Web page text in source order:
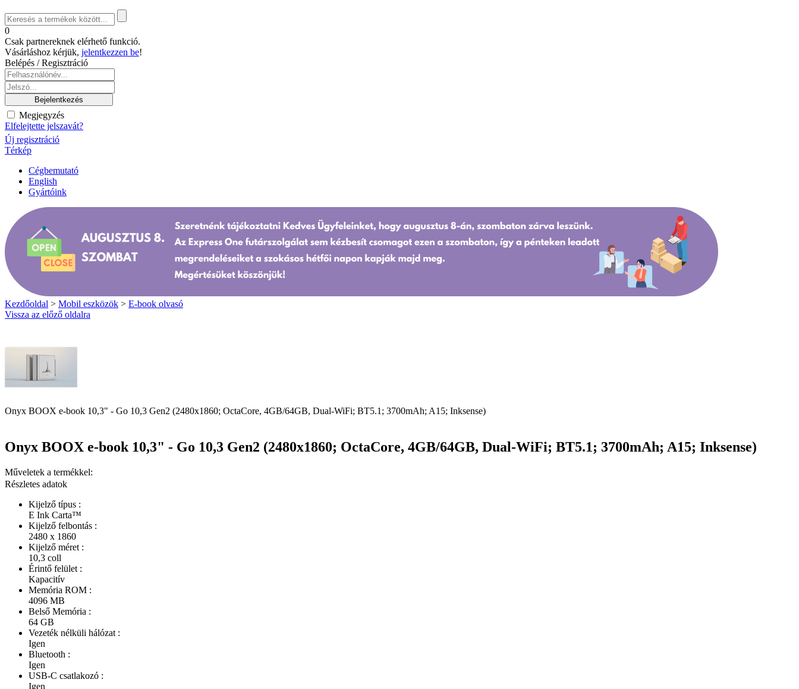
0
Csak partnereknek elérhető funkció.
Vásárláshoz kérjük, jelentkezzen be!
Belépés / Regisztráció
Megjegyzés
Elfelejtette jelszavát?
Új regisztráció
Térkép
Cégbemutató
English
Gyártóink
Kezdőoldal > Mobil eszközök > E-book olvasó
Vissza az előző oldalra
Onyx BOOX e-book 10,3" - Go 10,3 Gen2 (2480x1860; OctaCore, 4GB/64GB, Dual-WiFi; BT5.1; 3700mAh; A15; Inksense)
Onyx BOOX e-book 10,3" - Go 10,3 Gen2 (2480x1860; OctaCore, 4GB/64GB, Dual-WiFi; BT5.1; 3700mAh; A15; Inksense)
Műveletek a termékkel:
Részletes adatok
Kijelző típus :
E Ink Carta™
Kijelző felbontás :
2480 x 1860
Kijelző méret :
10,3 coll
Érintő felület :
Kapacitív
Memória ROM :
4096 MB
Belső Memória :
64 GB
Vezeték nélküli hálózat :
Igen
Bluetooth :
Igen
USB-C csatlakozó :
Igen